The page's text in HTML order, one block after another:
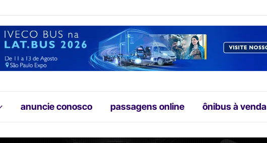
anuncie conosco passagens online ônibus à venda